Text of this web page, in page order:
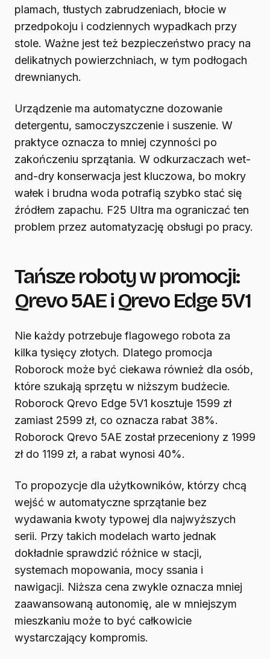
plamach, tłustych zabrudzeniach, błocie w
przedpokoju i codziennych wypadkach przy
stole. Ważne jest też bezpieczeństwo pracy na
delikatnych powierzchniach, w tym podłogach
drewnianych.
Urządzenie ma automatyczne dozowanie
detergentu, samoczyszczenie i suszenie. W
praktyce oznacza to mniej czynności po
zakończeniu sprzątania. W odkurzaczach wet-
and-dry konserwacja jest kluczowa, bo mokry
wałek i brudna woda potrafią szybko stać się
źródłem zapachu. F25 Ultra ma ograniczać ten
problem przez automatyzację obsługi po pracy.
Tańsze roboty w promocji:
Qrevo 5AE i Qrevo Edge 5V1
Nie każdy potrzebuje flagowego robota za
kilka tysięcy złotych. Dlatego promocja
Roborock może być ciekawa również dla osób,
które szukają sprzętu w niższym budżecie.
Roborock Qrevo Edge 5V1 kosztuje 1599 zł
zamiast 2599 zł, co oznacza rabat 38%.
Roborock Qrevo 5AE został przeceniony z 1999
zł do 1199 zł, a rabat wynosi 40%.
To propozycje dla użytkowników, którzy chcą
wejść w automatyczne sprzątanie bez
wydawania kwoty typowej dla najwyższych
serii. Przy takich modelach warto jednak
dokładnie sprawdzić różnice w stacji,
systemach mopowania, mocy ssania i
nawigacji. Niższa cena zwykle oznacza mniej
zaawansowaną autonomię, ale w mniejszym
mieszkaniu może to być całkowicie
wystarczający kompromis.